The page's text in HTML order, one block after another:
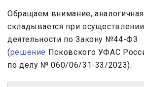
Обращаем внимание, аналогичная
складывается при
деятельности по Закону №44-ФЗ
(решение Псковского УФАС
по делу № 060/06/31-33/2023).